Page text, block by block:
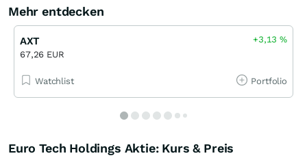
Mehr entdecken
AXT
67,26 EUR
+3,13%
Watchlist Portfolio
Euro Tech Holdings Aktie: Kurs & Preis